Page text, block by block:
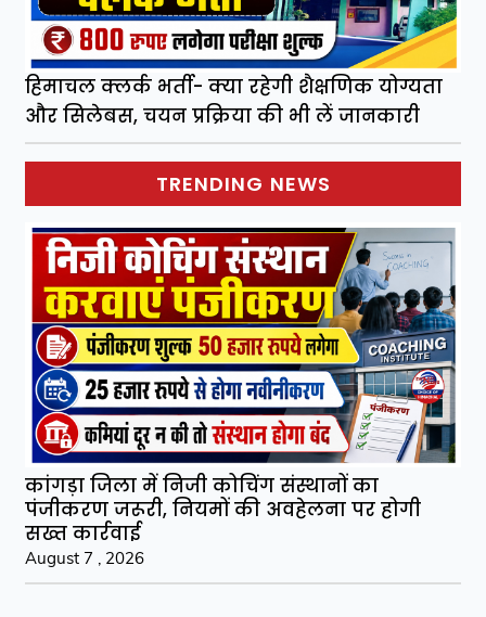
हिमाचल क्लर्क भर्ती- क्या रहेगी शैक्षणिक योग्यता
और सिलेबस, चयन प्रक्रिया की भी लें जानकारी
TRENDING NEWS
कांगड़ा जिला में निजी कोचिंग संस्थानों का
पंजीकरण जरूरी, नियमों की अवहेलना पर होगी
सख्त कार्रवाई
August 7 , 2026